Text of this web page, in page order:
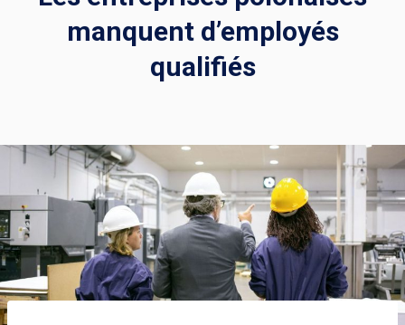
manquent d’employés
qualifiés